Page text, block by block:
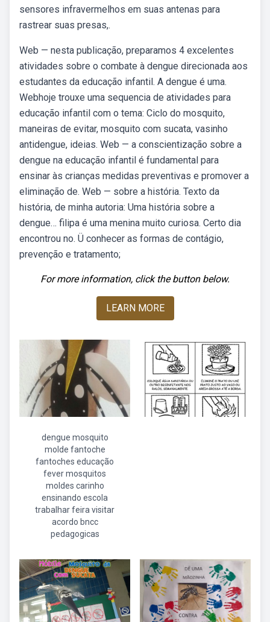
sensores infravermelhos em suas antenas para
rastrear suas presas,.
Web — nesta publicação, preparamos 4 excelentes
atividades sobre o combate à dengue direcionada aos
estudantes da educação infantil. A dengue é uma.
Webhoje trouxe uma sequencia de atividades para
educação infantil com o tema: Ciclo do mosquito,
maneiras de evitar, mosquito com sucata, vasinho
antidengue, ideias. Web — a conscientização sobre a
dengue na educação infantil é fundamental para
ensinar às crianças medidas preventivas e promover a
eliminação de. Web — sobre a história. Texto da
história, de minha autoria: Uma história sobre a
dengue… filipa é uma menina muito curiosa. Certo dia
encontrou no. Ü conhecer as formas de contágio,
prevenção e tratamento;
For more information, click the button below.
LEARN MORE
dengue mosquito
molde fantoche
fantoches educação
fever mosquitos
moldes carinho
ensinando escola
trabalhar feira visitar
acordo bncc
pedagogicas